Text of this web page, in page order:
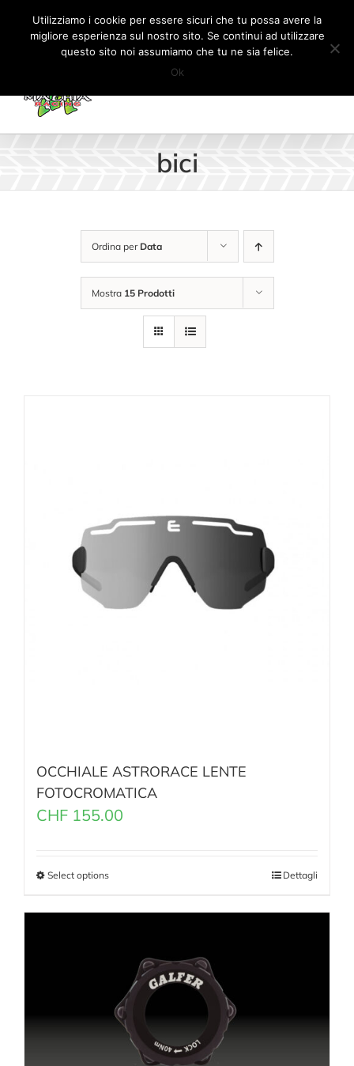
Salta
contenuto
Il mio account CARRELLO
bici
Ordina per Data
Mostra 15 Prodotti
OCCHIALE ASTRORACE LENTE
FOTOCROMATICA
CHF 155.00
Select options Dettagli
Utilizziamo i cookie per essere sicuri che tu possa avere la
migliore esperienza sul nostro sito. Se continui ad utilizzare
questo sito noi assumiamo che tu ne sia felice.
Ok